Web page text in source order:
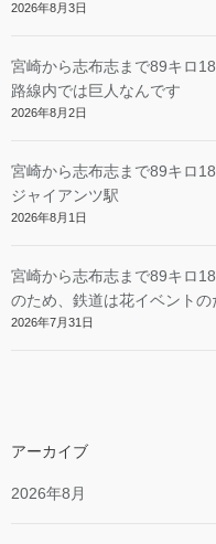
2026年8月3日
宮崎から志布志まで89キロ
路線内では巨人なんです
2026年8月2日
宮崎から志布志まで89キロ
ジャイアンツ駅
2026年8月1日
宮崎から志布志まで89キロ
のため、鉄道は花イベントの
2026年7月31日
アーカイブ
2026年8月